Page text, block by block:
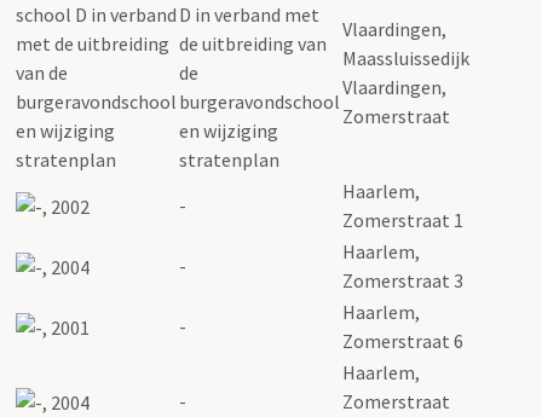
D in verband met
de uitbreiding van
de
burgeravondschool
en wijziging
stratenplan
Vlaardingen,
Maassluissedijk
Vlaardingen,
Zomerstraat
-
Haarlem,
Zomerstraat 1
-
Haarlem,
Zomerstraat 3
-
Haarlem,
Zomerstraat 6
-
Haarlem,
Zomerstraat